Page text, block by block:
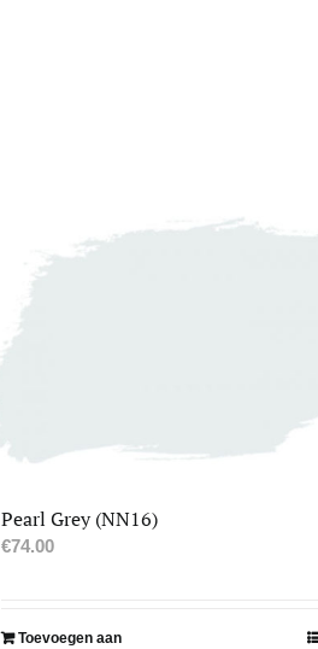
Pearl Grey (NN16)
€74.00
Toevoegen aan